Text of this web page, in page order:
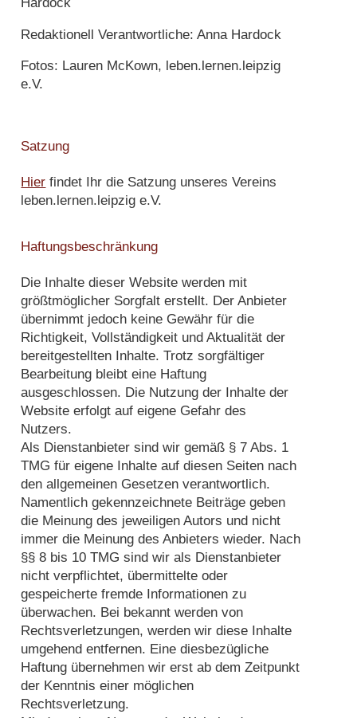
Redaktionell Verantwortliche: Anna Hardock
Fotos: Lauren McKown, leben.lernen.leipzig
e.V.
Satzung
Hier findet Ihr die Satzung unseres Vereins
leben.lernen.leipzig e.V.
Haftungsbeschränkung
Die Inhalte dieser Website werden mit
größtmöglicher Sorgfalt erstellt. Der Anbieter
übernimmt jedoch keine Gewähr für die
Richtigkeit, Vollständigkeit und Aktualität der
bereitgestellten Inhalte. Trotz sorgfältiger
Bearbeitung bleibt eine Haftung
ausgeschlossen. Die Nutzung der Inhalte der
Website erfolgt auf eigene Gefahr des
Nutzers.
Als Dienstanbieter sind wir gemäß § 7 Abs. 1
TMG für eigene Inhalte auf diesen Seiten nach
den allgemeinen Gesetzen verantwortlich.
Namentlich gekennzeichnete Beiträge geben
die Meinung des jeweiligen Autors und nicht
immer die Meinung des Anbieters wieder. Nach
§§ 8 bis 10 TMG sind wir als Dienstanbieter
nicht verpflichtet, übermittelte oder
gespeicherte fremde Informationen zu
überwachen. Bei bekannt werden von
Rechtsverletzungen, werden wir diese Inhalte
umgehend entfernen. Eine diesbezügliche
Haftung übernehmen wir erst ab dem Zeitpunkt
der Kenntnis einer möglichen
Rechtsverletzung.